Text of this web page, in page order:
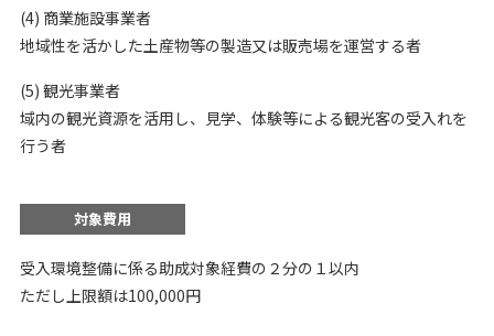
(4) 商業施設事業者
地域性を活かした土産物等の製造又は販売場を運営する者
(5) 観光事業者
域内の観光資源を活用し、見学、体験等による観光客の受入れを
行う者
対象費用
受入環境整備に係る助成対象経費の２分の１以内
ただし上限額は100,000円